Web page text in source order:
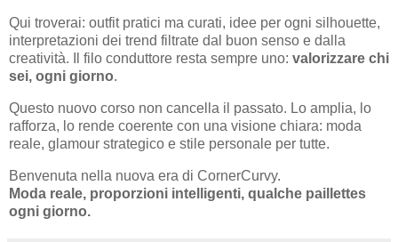
Qui troverai: outfit pratici ma curati, idee per ogni silhouette,
interpretazioni dei trend filtrate dal buon senso e dalla
creatività. Il filo conduttore resta sempre uno: valorizzare chi
sei, ogni giorno.
Questo nuovo corso non cancella il passato. Lo amplia, lo
rafforza, lo rende coerente con una visione chiara: moda
reale, glamour strategico e stile personale per tutte.
Benvenuta nella nuova era di CornerCurvy.
Moda reale, proporzioni intelligenti, qualche paillettes
ogni giorno.